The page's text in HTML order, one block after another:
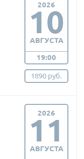
2026
10
АВГУСТА
19:00
1890 руб.
2026
11
АВГУСТА